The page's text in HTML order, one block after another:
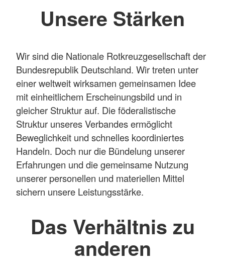
Unsere Stärken
Wir sind die Nationale Rotkreuzgesellschaft der
Bundesrepublik Deutschland. Wir treten unter
einer weltweit wirksamen gemeinsamen Idee
mit einheitlichem Erscheinungsbild und in
gleicher Struktur auf. Die föderalistische
Struktur unseres Verbandes ermöglicht
Beweglichkeit und schnelles koordiniertes
Handeln. Doch nur die Bündelung unserer
Erfahrungen und die gemeinsame Nutzung
unserer personellen und materiellen Mittel
sichern unsere Leistungsstärke.
Das Verhältnis zu
anderen